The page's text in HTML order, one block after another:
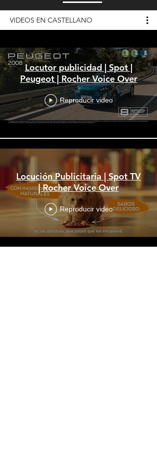
VIDEOS EN CASTELLANO
Locutor publicidad | Spot |
Peugeot | Rocher Voice Over
Reproducir video
Locución Publicitaria | Spot TV
| Rocher Voice Over
Reproducir video